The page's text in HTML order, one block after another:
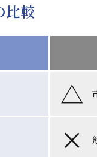
比較
△
×